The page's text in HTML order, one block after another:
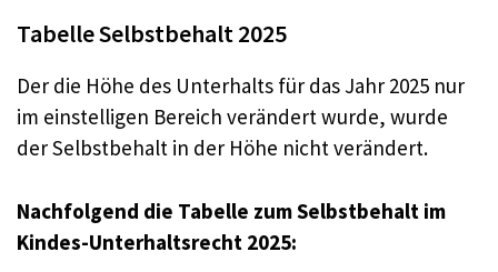
Tabelle Selbstbehalt 2025
Der die Höhe des Unterhalts für das Jahr 2025 nur
im einstelligen Bereich verändert wurde, wurde
der Selbstbehalt in der Höhe nicht verändert.
Nachfolgend die Tabelle zum Selbstbehalt im
Kindes-Unterhaltsrecht 2025: